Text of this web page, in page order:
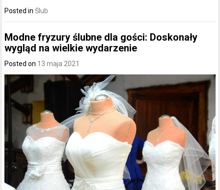
Posted inŚlub
Modne fryzury ślubne dla gości: Doskonały
wygląd na wielkie wydarzenie
Posted on 13 maja 2021